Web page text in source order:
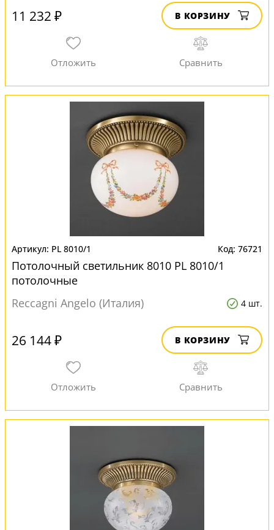
11 232 ₽ В КОРЗИНУ
PL 8010/1 76721
Потолочный светильник 8010 PL 8010/1
потолочные
Reccagni Angelo (Италия)
4 шт.
26 144 ₽ В КОРЗИНУ